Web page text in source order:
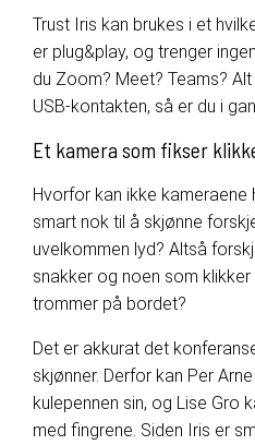
Trust Iris kan brukes i et
er plug&play, og trenger
du Zoom? Meet? Teams?
USB-kontakten, så er du i
Et kamera som fikser
Hvorfor kan ikke
smart nok til å skjønne
uvelkommen lyd? Altså
snakker og noen som
trommer på bordet?
Det er akkurat det
skjønner. Derfor kan Per
kulepennen sin, og Lise Gro
med fingrene. Siden Iris er